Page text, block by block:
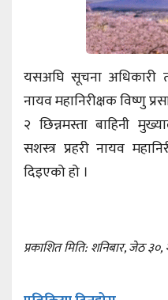
यसअघि सूचना अधिकारी
नायव महानिरीक्षक विष्णु
२ छिन्नमस्ता बाहिनी
सशस्त्र प्रहरी नायव
दिइएको हो ।
प्रकाशित मिति: शनिबार, जेठ ३०,